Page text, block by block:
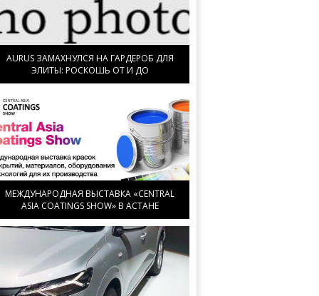
AURUS ЗАМАХНУЛСЯ НА ГАРДЕРОБ ДЛЯ
ЭЛИТЫ: РОСКОШЬ ОТ И ДО
МЕЖДУНАРОДНАЯ ВЫСТАВКА «CENTRAL
ASIA COATINGS SHOW» В АСТАНЕ